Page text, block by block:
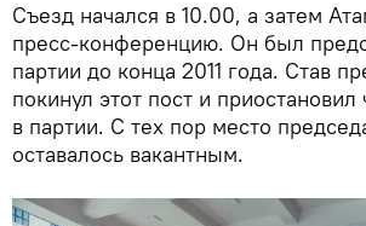
Съезд начался в 10.00, а затем
пресс-конференцию. Он был
партии до конца 2011 года. Став
покинул этот пост и приостановил
в партии. С тех пор место
оставалось вакантным.